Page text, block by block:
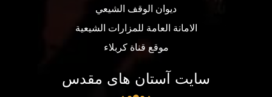
ديوان الوقف الشيعي
الامانة العامة للمزارات الشيعية
موقع قناة كربلاء
سایت آستان های مقدس